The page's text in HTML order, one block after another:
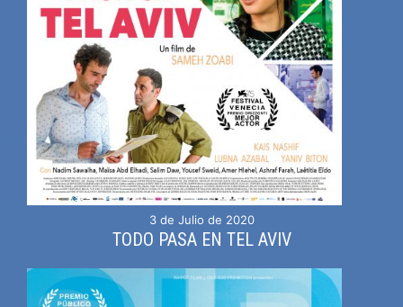
3 de Julio de 2020
TODO PASA EN TEL AVIV